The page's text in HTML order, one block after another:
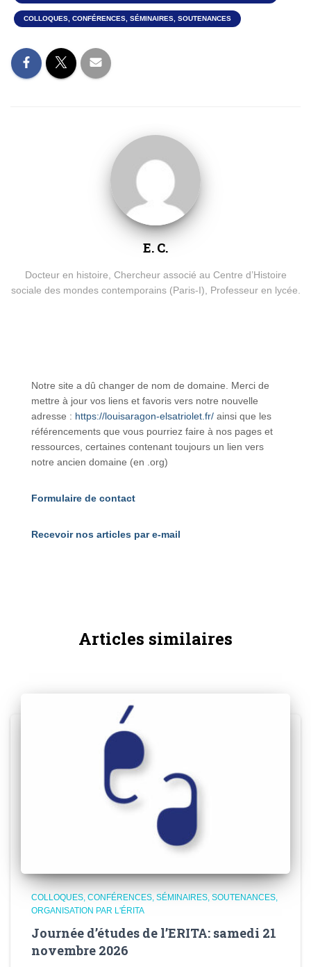
COLLOQUES, CONFÉRENCES, SÉMINAIRES, SOUTENANCES
E. C.
Docteur en histoire, Chercheur associé au Centre d’Histoire
sociale des mondes contemporains (Paris-I), Professeur en lycée.
Notre site a dû changer de nom de domaine. Merci de
mettre à jour vos liens et favoris vers notre nouvelle
adresse : https://louisaragon-elsatriolet.fr/ ainsi que les
référencements que vous pourriez faire à nos pages et
ressources, certaines contenant toujours un lien vers
notre ancien domaine (en .org)
Formulaire de contact
Recevoir nos articles par e-mail
Articles similaires
COLLOQUES, CONFÉRENCES, SÉMINAIRES, SOUTENANCES
ORGANISATION PAR L'ÉRITA
Journée d’études de l’ERITA: samedi 21
novembre 2026